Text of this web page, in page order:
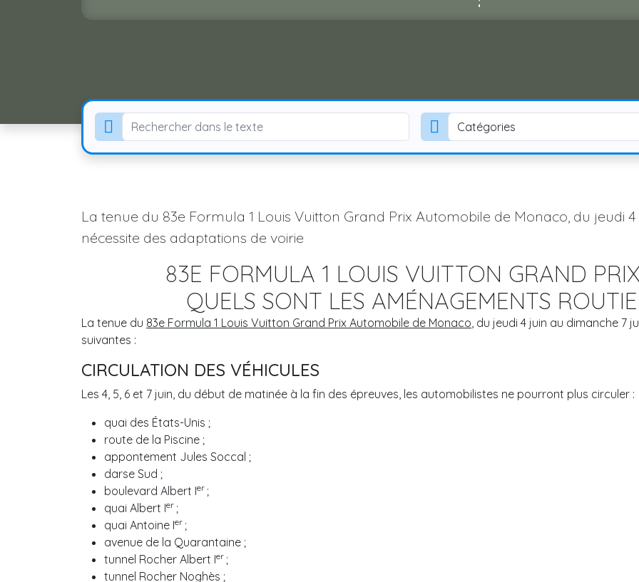
Catégories
La tenue du 83e Formula 1 Louis Vuitton Grand Prix Automobile de Monaco, du jeudi
nécessite des adaptations de voirie
83E FORMULA 1 LOUIS VUITTON GRAND
QUELS SONT LES AMÉNAGEMENTS
La tenue du 83e Formula 1 Louis Vuitton Grand Prix Automobile de Monaco, du jeudi 4 juin au dimanche 7
suivantes :
CIRCULATION DES VÉHICULES
Les 4, 5, 6 et 7 juin, du début de matinée à la fin des épreuves, les automobilistes ne pourront plus circuler :
quai des États-Unis ;
route de la Piscine ;
appontement Jules Soccal ;
darse Sud ;
boulevard Albert Ier ;
quai Albert Ier ;
quai Antoine Ier ;
avenue de la Quarantaine ;
tunnel Rocher Albert Ier ;
tunnel Rocher Noghès ;